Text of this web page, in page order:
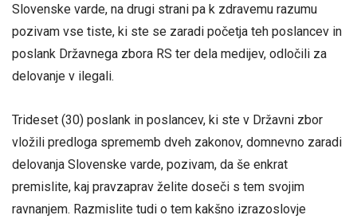
Slovenske varde, na drugi strani pa k zdravemu razumu
pozivam vse tiste, ki ste se zaradi početja teh poslancev in
poslank Državnega zbora RS ter dela medijev, odločili za
delovanje v ilegali.
Trideset (30) poslank in poslancev, ki ste v Državni zbor
vložili predloga sprememb dveh zakonov, domnevno zaradi
delovanja Slovenske varde, pozivam, da še enkrat
premislite, kaj pravzaprav želite doseči s tem svojim
ravnanjem. Razmislite tudi o tem kakšno izrazoslovje